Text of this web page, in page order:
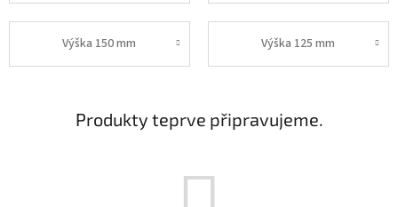
Výška 150 mm Výška 125 mm
Produkty teprve připravujeme.